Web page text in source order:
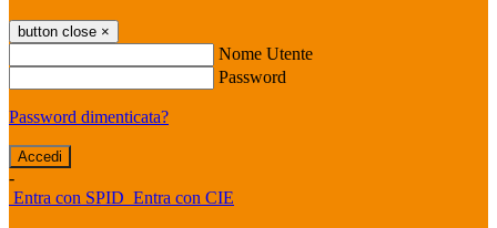
button close ×
Nome Utente
Password
Password dimenticata?
-
Entra con SPID Entra con CIE